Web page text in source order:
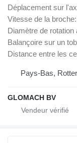
Déplacement sur
Vitesse de la broche
Diamètre de rotation
Balançoire sur un
Distance entre les
Pays-Bas,
GLOMACH BV